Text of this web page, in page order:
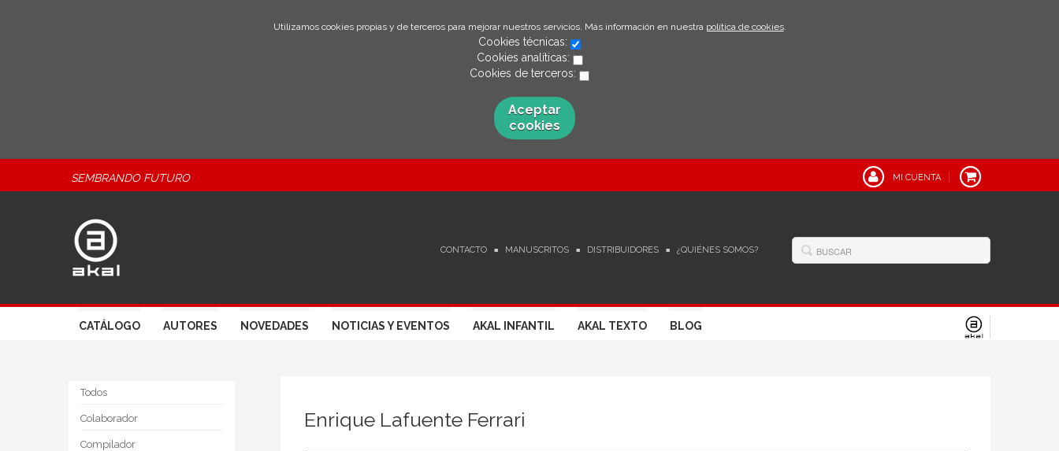
Utilizamos cookies propias y de terceros para mejorar nuestros servicios. Más información en nuestra política de cookies.
Cookies técnicas:
Cookies analíticas:
Cookies de terceros:
Aceptar
cookies
SEMBRANDO FUTURO MI CUENTA
CONTACTO MANUSCRITOS DISTRIBUIDORES ¿QUIÉNES SOMOS?
CATÁLOGO AUTORES NOVEDADES NOTICIAS Y EVENTOS AKAL INFANTIL AKAL TEXTO BLOG
Todos
Colaborador
Compilador
Enrique Lafuente Ferrari